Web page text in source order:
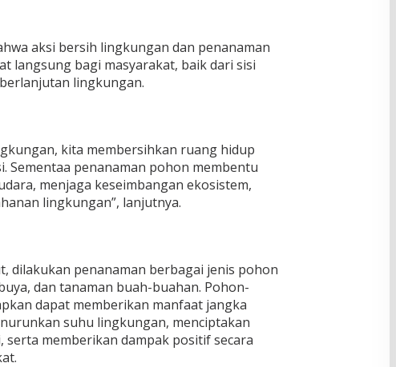
aksi bersih lingkungan dan penanaman
langsung bagi masyarakat, baik dari sisi
lingkungan.
kita membersihkan ruang hidup
Sementaa penanaman pohon membentu
menjaga keseimbangan ekosistem,
lingkungan”, lanjutnya.
dilakukan penanaman berbagai jenis pohon
dan tanaman buah-buahan. Pohon-
dapat memberikan manfaat jangka
suhu lingkungan, menciptakan
serta memberikan dampak positif secara